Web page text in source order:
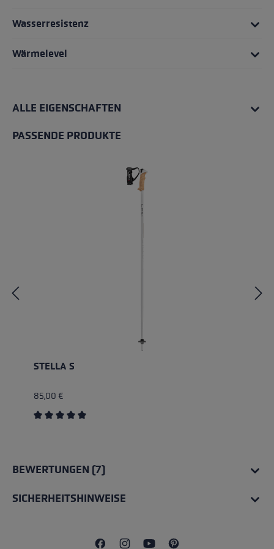
Wasserresistenz
Wärmelevel
ALLE EIGENSCHAFTEN
PASSENDE PRODUKTE
STELLA S
85,00 €
BEWERTUNGEN (7)
SICHERHEITSHINWEISE